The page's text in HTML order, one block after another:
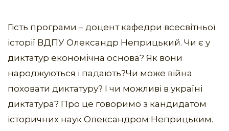
Гість програми – доцент кафедри всесвітньої
історії ВДПУ Олександр Неприцький. Чи є у
диктатур економічна основа? Як вони
народжуються і падають?Чи може війна
поховати диктатуру? І чи можливі в україні
диктатура? Про це говоримо з кандидатом
історичних наук Олександром Неприцьким.